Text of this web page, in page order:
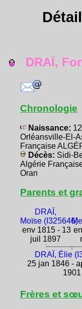
DRAÏ,
Chronologie
Naissance:
Orléansville-El-
Française
Décès: Sidi-
Algérie
Oran
Parents et
DRAÏ,
Moïse (I325646)
env 1815 - 13
juil 1897
DRAÏ, Élie
25 jan 1846 -
1901
Frères et